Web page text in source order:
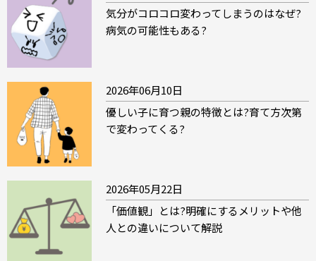
気分がコロコロ変わってしまうのはなぜ?
病気の可能性もある?
2026年06月10日
優しい子に育つ親の特徴とは?育て方次第
で変わってくる?
2026年05月22日
「価値観」とは?明確にするメリットや他
人との違いについて解説